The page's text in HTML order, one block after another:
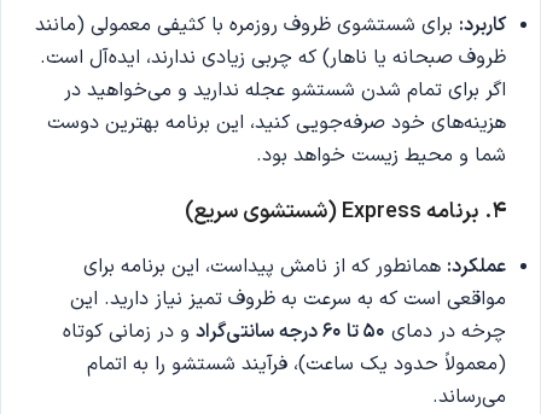
کاربرد: برای شستشوی ظروف روزمره با کثیفی معمولی (مانند
ظروف صبحانه یا ناهار) که چربی زیادی ندارند، ایده‌آل است.
اگر برای تمام شدن شستشو عجله ندارید و می‌خواهید در
هزینه‌های خود صرفه‌جویی کنید، این برنامه بهترین دوست
شما و محیط زیست خواهد بود.
۴. برنامه Express (شستشوی سریع)
عملکرد: همانطور که از نامش پیداست، این برنامه برای
مواقعی است که به سرعت به ظروف تمیز نیاز دارید. این
چرخه در دمای ۵۰ تا ۶۰ درجه سانتی‌گراد
و در زمانی کوتاه
(معمولاً حدود یک ساعت)، فرآیند شستشو را به اتمام
می‌رساند.